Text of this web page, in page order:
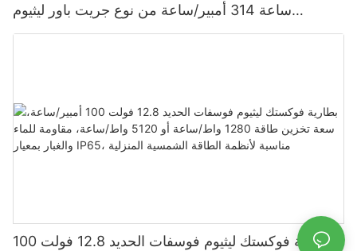
ساعة 314 أمبير/ساعة من نوع جريت باور ليثيوم
فوسفات الحديد 1280 واط/ساعة - 5120 واط/ساعة،
بطارية فوكستك ليثيوم فوسفات الحديد 12.8 فولت 100